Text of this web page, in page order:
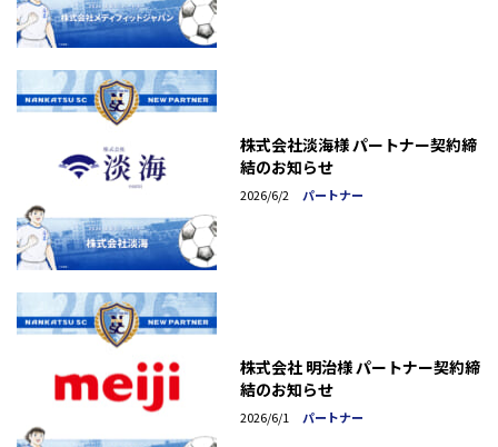
株式会社淡海様 パートナー契約締
結のお知らせ
2026/6/2 パートナー
株式会社 明治様 パートナー契約締
結のお知らせ
2026/6/1 パートナー